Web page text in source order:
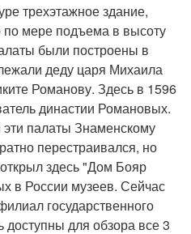
трехэтажное здание,
по мере подъема в высоту
были построены в
деду царя Михаила
Романову. Здесь в 1596
династии Романовых.
палаты Знаменскому
перестраивался, но
здесь "Дом Бояр
в России музеев. Сейчас
государственного
доступны для обзора все 3